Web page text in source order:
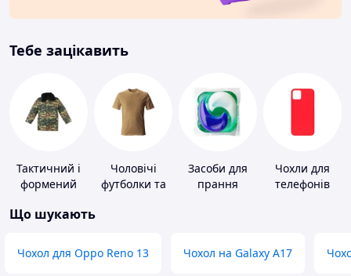
Тебе зацікавить
Тактичний і
формений
Чоловічі
футболки та
Засоби для
прання
Чохли для
телефонів
Що шукають
Чохол для Oppo Reno 13 Чохол на Galaxy A17